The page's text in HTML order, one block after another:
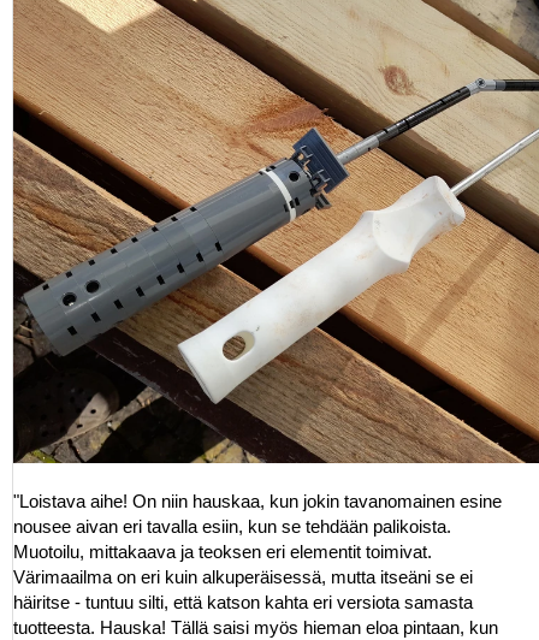
"Loistava aihe! On niin hauskaa, kun jokin tavanomainen esine
nousee aivan eri tavalla esiin, kun se tehdään palikoista.
Muotoilu, mittakaava ja teoksen eri elementit toimivat.
Värimaailma on eri kuin alkuperäisessä, mutta itseäni se ei
häiritse - tuntuu silti, että katson kahta eri versiota samasta
tuotteesta. Hauska! Tällä saisi myös hieman eloa pintaan, kun